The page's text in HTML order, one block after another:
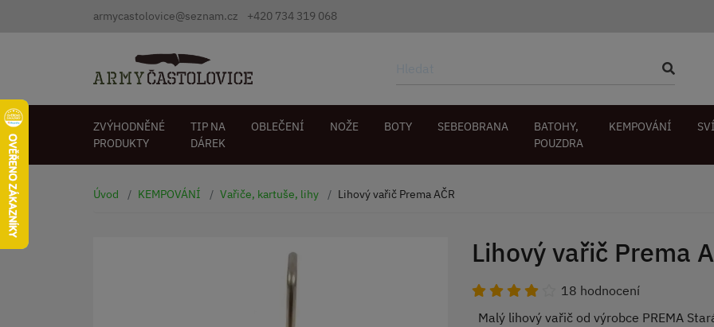
armycastolovice@seznam.cz +420 734 319 068
ZVÝHODNĚNÉ
PRODUKTY
TIP NA
DÁREK
OBLEČENÍ NOŽE BOTY SEBEOBRANA
BATOHY,
POUZDRA
KEMPOVÁNÍ
Úvod KEMPOVÁNÍ Vařiče, kartuše, lihy Lihový vařič Prema AČR
Lihový vařič Prema
18 hodnocení
Malý lihový vařič od výrobce PREMA